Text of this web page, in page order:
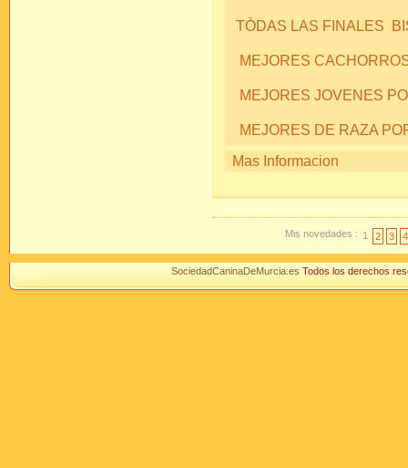
TÒDAS LAS FINALES
MEJORES
MEJORES JOVENES
MEJORES DE RAZA
Mas Informacion
Mis novedades : 1 2 3 4
SociedadCaninaDeMurcia.es Todos los derechos